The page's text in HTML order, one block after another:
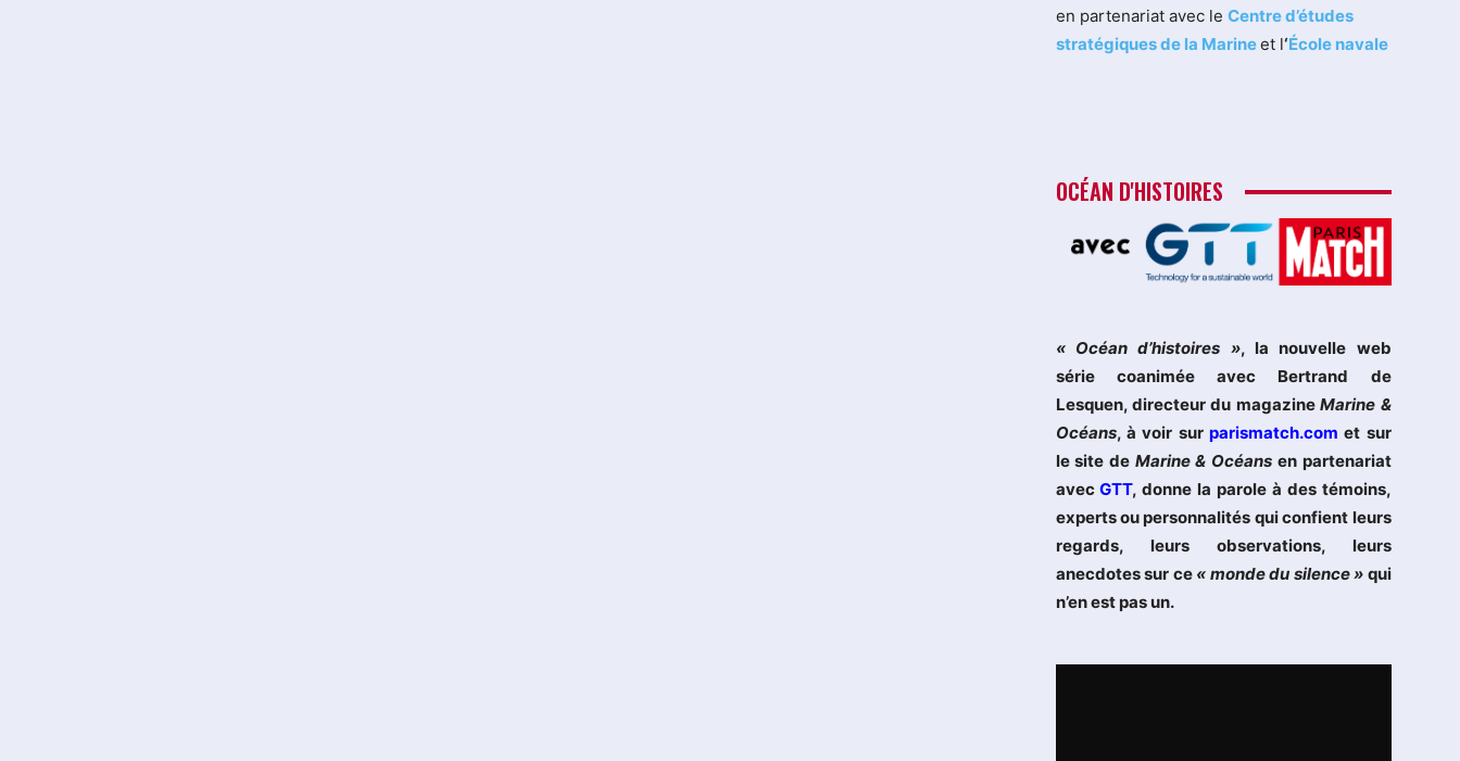
en partenariat avec le Centre d’études
stratégiques de la Marineet l‘École navale
OCÉAN D'HISTOIRES
« Océan d’histoires », la nouvelle web
série coanimée avec Bertrand de
Lesquen, directeur du magazineMarine &
Océans, à voir sur parismatch.com et sur
le site de Marine & Océans en partenariat
avecGTT, donne la parole à des témoins,
experts ou personnalités qui confient leurs
regards, leurs observations, leurs
anecdotes sur ce « monde du silence » qui
n’en est pas un.